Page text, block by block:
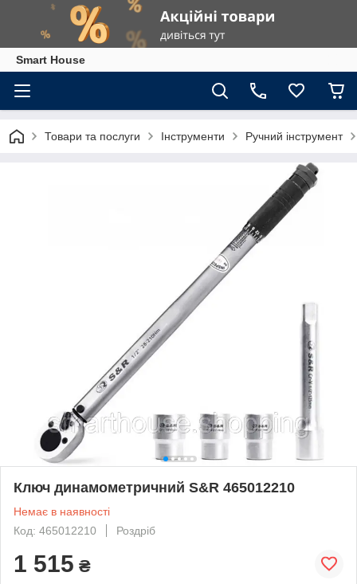
Smart House
Товари та послуги Інструменти Ручний інструмент
Ключ динамометричний S&R 465012210
Немає в наявності
Код: 465012210
Роздріб
1 515 ₴